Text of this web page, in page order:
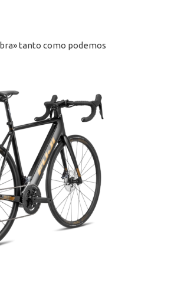
tanto como podemos